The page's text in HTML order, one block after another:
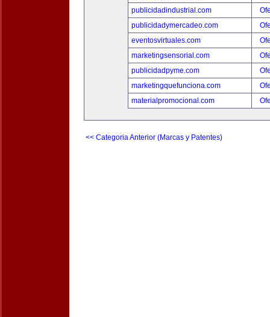
publicidadindustrial.com
publicidadymercadeo.com
eventosvirtuales.com
marketingsensorial.com
publicidadpyme.com
marketingquefunciona.com
materialpromocional.com
<< Categoria Anterior (Marcas y Patentes)